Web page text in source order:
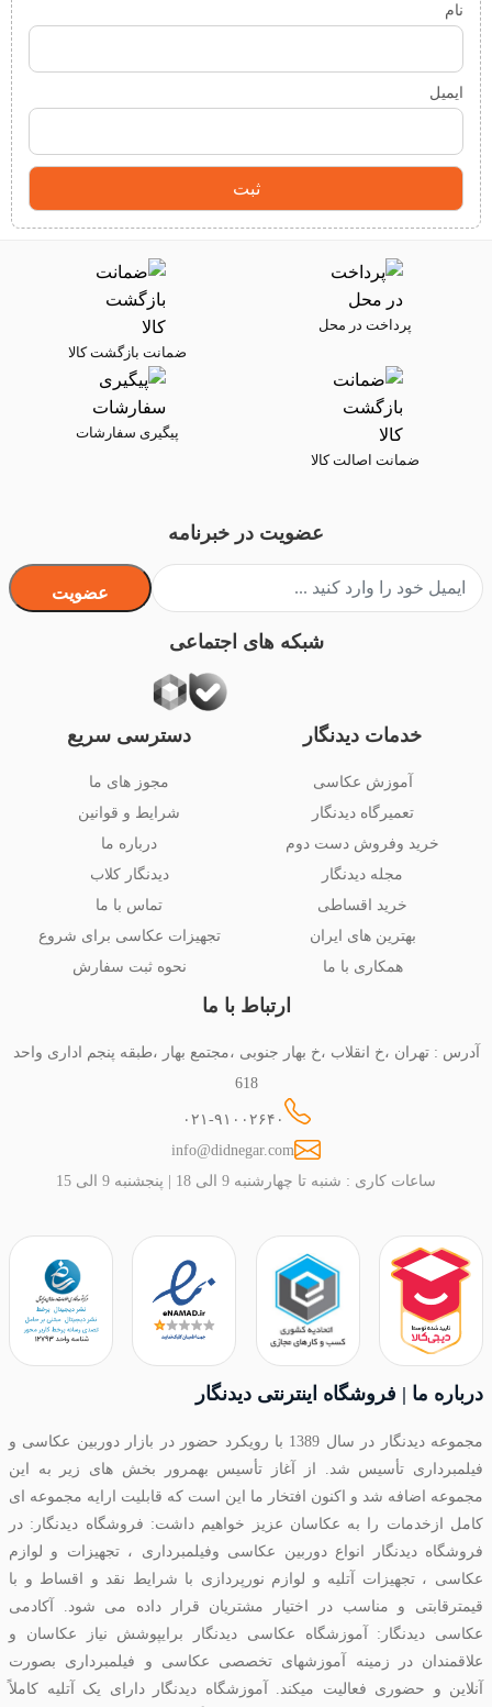
نام
ایمیل
پرداخت در محل
ضمانت بازگشت کالا
ضمانت اصالت کالا
پیگیری سفارشات
خدمات دیدنگار
آموزش عکاسی
تعمیرگاه دیدنگار
خرید وفروش دست دوم
مجله دیدنگار
خرید اقساطی
بهترین های ایران
همکاری با ما
دسترسی سریع
مجوز های ما
شرایط و قوانین
درباره ما
دیدنگار کلاب
تماس با ما
تجهیزات عکاسی برای شروع
نحوه ثبت سفارش
ارتباط با ما
آدرس : تهران ،خ انقلاب ،خ بهار جنوبی ،مجتمع بهار ،طبقه پنجم اداری واحد
618
۰۲۱-۹۱۰۰۲۶۴۰
info@didnegar.com
ساعات کاری : شنبه تا چهارشنبه 9 الی 18 | پنجشنبه 9 الی 15
عضویت در خبرنامه
عضویت
شبکه های اجتماعی
درباره ما | فروشگاه اینترنتی دیدنگار
مجموعه دیدنگار در سال 1389 با رویکرد حضور در بازار دوربین عکاسی و
فیلمبرداری تأسیس شد. از آغاز تأسیس بهمرور بخش های زیر به این
مجموعه اضافه شد و اکنون افتخار ما این است که قابلیت ارایه مجموعه ای
کامل ازخدمات را به عکاسان عزیز خواهیم داشت: فروشگاه دیدنگار: در
فروشگاه دیدنگار انواع دوربین عکاسی وفیلمبرداری ، تجهیزات و لوازم
عکاسی ، تجهیزات آتلیه و لوازم نورپردازی با شرایط نقد و اقساط و با
قیمترقابتی و مناسب در اختیار مشتریان قرار داده می شود. آکادمی
عکاسی دیدنگار: آموزشگاه عکاسی دیدنگار برایپوشش نیاز عکاسان و
علاقمندان در زمینه آموزشهای تخصصی عکاسی و فیلمبرداری بصورت
آنلاین و حضوری فعالیت میکند. آموزشگاه دیدنگار دارای یک آتلیه کاملاً